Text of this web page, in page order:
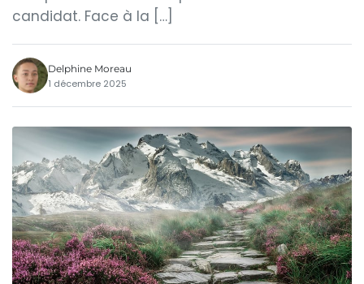
candidat. Face à la […]
Delphine Moreau
1 décembre 2025